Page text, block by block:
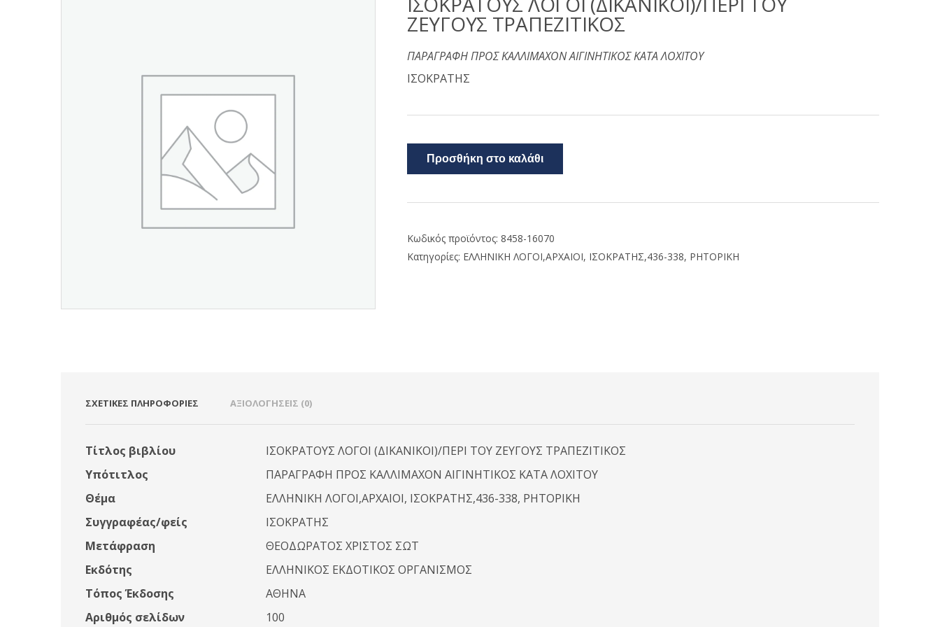
ΖΕΥΓΟΥΣ ΤΡΑΠΕΖΙΤΙΚΟΣ
ΠΑΡΑΓΡΑΦΗ ΠΡΟΣ ΚΑΛΛΙΜΑΧΟΝ ΑΙΓΙΝΗΤΙΚΟΣ ΚΑΤΑ ΛΟΧΙΤΟΥ
ΙΣΟΚΡΑΤΗΣ
Προσθήκη στο καλάθι
Κωδικός προϊόντος: 8458-16070
Κατηγορίες: ΕΛΛΗΝΙΚΗ ΛΟΓΟΙ,ΑΡΧΑΙΟΙ, ΙΣΟΚΡΑΤΗΣ,436-338, ΡΗΤΟΡΙΚΗ
ΣΧΕΤΙΚΈΣ ΠΛΗΡΟΦΟΡΊΕΣ ΑΞΙΟΛΟΓΉΣΕΙΣ (0)
Τίτλος βιβλίου
ΙΣΟΚΡΑΤΟΥΣ ΛΟΓΟΙ (ΔΙΚΑΝΙΚΟΙ)/ΠΕΡΙ ΤΟΥ ΖΕΥΓΟΥΣ ΤΡΑΠΕΖΙΤΙΚΟΣ
Υπότιτλος
ΠΑΡΑΓΡΑΦΗ ΠΡΟΣ ΚΑΛΛΙΜΑΧΟΝ ΑΙΓΙΝΗΤΙΚΟΣ ΚΑΤΑ ΛΟΧΙΤΟΥ
Θέμα
ΕΛΛΗΝΙΚΗ ΛΟΓΟΙ,ΑΡΧΑΙΟΙ, ΙΣΟΚΡΑΤΗΣ,436-338, ΡΗΤΟΡΙΚΗ
Συγγραφέας/φείς
ΙΣΟΚΡΑΤΗΣ
Μετάφραση
ΘΕΟΔΩΡΑΤΟΣ ΧΡΙΣΤΟΣ ΣΩΤ
Εκδότης
ΕΛΛΗΝΙΚΟΣ ΕΚΔΟΤΙΚΟΣ ΟΡΓΑΝΙΣΜΟΣ
Τόπος Έκδοσης
ΑΘΗΝΑ
Αριθμός σελίδων
100